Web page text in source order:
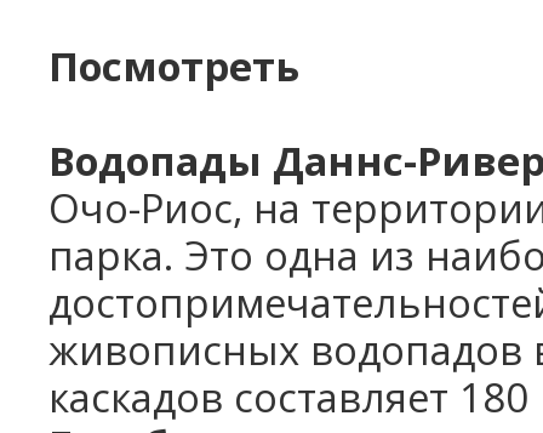
Посмотреть
Водопады Даннс-
Очо-Риос, на
парка. Это одна из
живописных
каскадов составляет